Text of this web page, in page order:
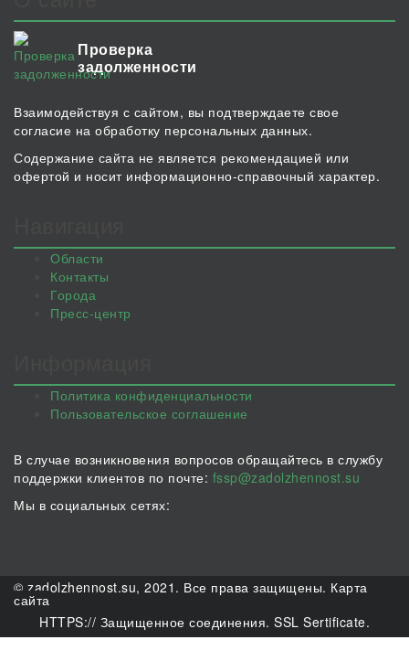
Проверка
задолженности
Взаимодействуя с сайтом, вы подтверждаете свое
согласие на обработку персональных данных.
Содержание сайта не является рекомендацией или
офертой и носит информационно-справочный характер.
Области
Контакты
Города
Пресс-центр
Политика конфиденциальности
Пользовательское соглашение
В случае возникновения вопросов обращайтесь в службу
поддержки клиентов по почте: fssp@zadolzhennost.su
Мы в социальных сетях:
© zadolzhennost.su, 2021. Все права защищены. Карта
сайта
HTTPS:// Защищенное соединения. SSL Sertificate.